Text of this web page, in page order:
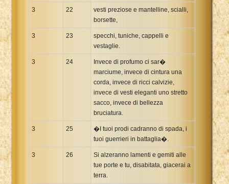
3 22
vesti preziose e mantelline, scialli,
borsette,
3 23
specchi, tuniche, cappelli e
vestaglie.
3 24
Invece di profumo ci sar�
marciume, invece di cintura una
corda, invece di ricci calvizie,
invece di vesti eleganti uno stretto
sacco, invece di bellezza
bruciatura.
3 25
�I tuoi prodi cadranno di spada, i
tuoi guerrieri in battaglia�.
3 26
Si alzeranno lamenti e gemiti alle
tue porte e tu, disabitata, giacerai a
terra.